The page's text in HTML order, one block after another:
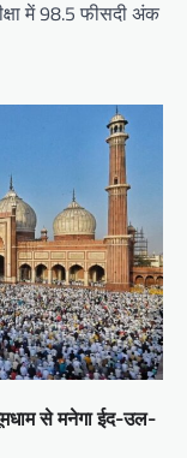
में 98.5 फीसदी अंक
से मनेगा ईद-उल-